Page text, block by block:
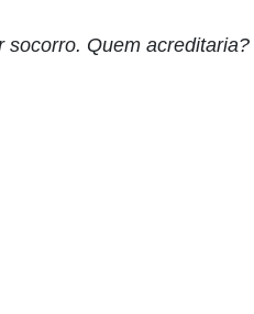
socorro. Quem acreditaria?